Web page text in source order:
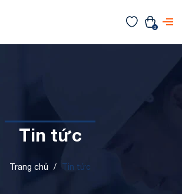
0
Tin tức
Trang chủ / Tin tức